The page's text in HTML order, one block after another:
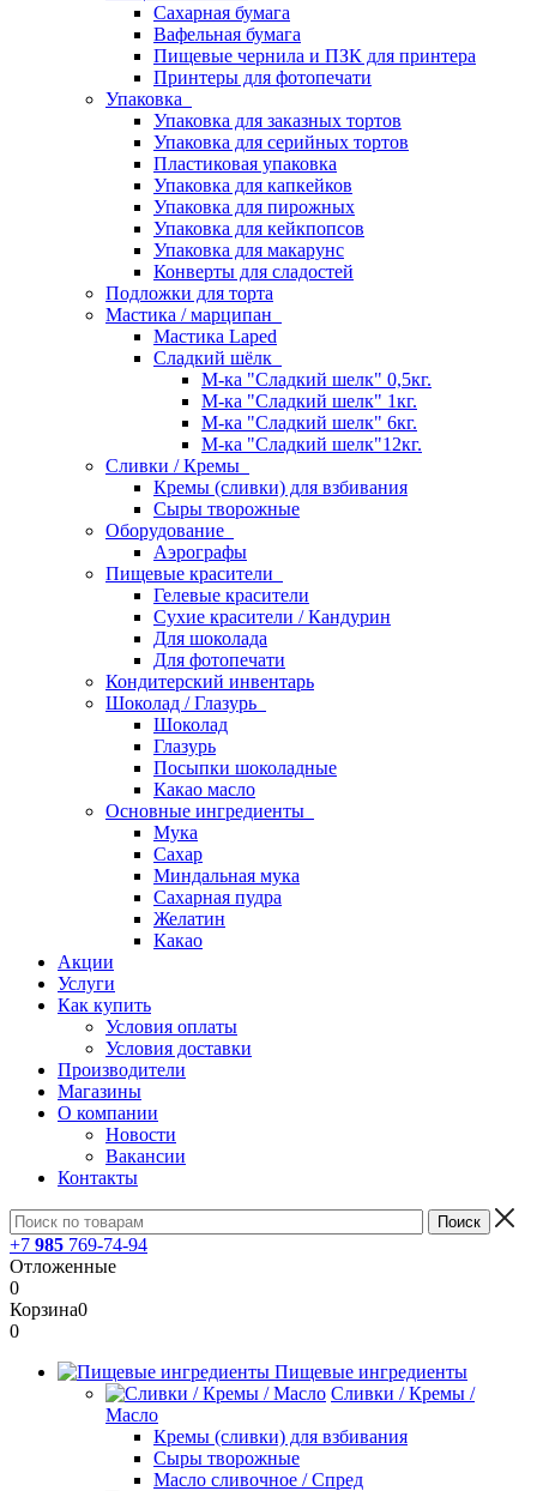
Сахарная бумага
Вафельная бумага
Пищевые чернила и ПЗК для принтера
Принтеры для фотопечати
Упаковка
Упаковка для заказных тортов
Упаковка для серийных тортов
Пластиковая упаковка
Упаковка для капкейков
Упаковка для пирожных
Упаковка для кейкпопсов
Упаковка для макарунс
Конверты для сладостей
Подложки для торта
Мастика / марципан
Мастика Laped
Сладкий шёлк
М-ка "Сладкий шелк" 0,5кг.
М-ка "Сладкий шелк" 1кг.
М-ка "Сладкий шелк" 6кг.
М-ка "Сладкий шелк"12кг.
Сливки / Кремы
Кремы (сливки) для взбивания
Сыры творожные
Оборудование
Аэрографы
Пищевые красители
Гелевые красители
Сухие красители / Кандурин
Для шоколада
Для фотопечати
Кондитерский инвентарь
Шоколад / Глазурь
Шоколад
Глазурь
Посыпки шоколадные
Какао масло
Основные ингредиенты
Мука
Сахар
Миндальная мука
Сахарная пудра
Желатин
Какао
Акции
Услуги
Как купить
Условия оплаты
Условия доставки
Производители
Магазины
О компании
Новости
Вакансии
Контакты
+7 985 769-74-94
Отложенные
0
Корзина0
0
Пищевые ингредиенты
Сливки / Кремы /
Масло
Кремы (сливки) для взбивания
Сыры творожные
Масло сливочное / Спред